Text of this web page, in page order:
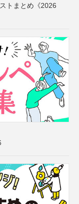
トまとめ《2026